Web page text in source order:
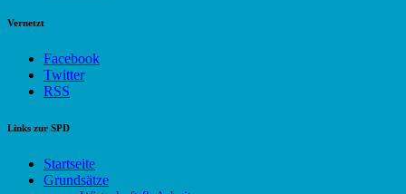
Vernetzt
Facebook
Twitter
RSS
Links zur SPD
Startseite
Grundsätze